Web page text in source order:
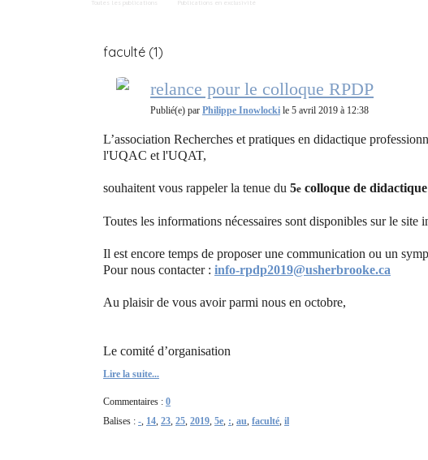
Toutes les publications Publications en exclusivité
faculté (1)
relance pour le colloque RPDP
Publié(e) par Philippe Inowlocki le 5 avril 2019 à 12:38
L’association Recherches et pratiques en didactique
l'UQAC et l'UQAT,
souhaitent vous rappeler la tenue du 5e colloque de
Toutes les informations nécessaires sont disponibles sur le site
Il est encore temps de proposer une communication ou un
Pour nous contacter : info-rpdp2019@usherbrooke.ca
Au plaisir de vous avoir parmi nous en octobre,
Le comité d’organisation
Lire la suite...
Commentaires : 0
Balises : -, 14, 23, 25, 2019, 5e, :, au, faculté, il